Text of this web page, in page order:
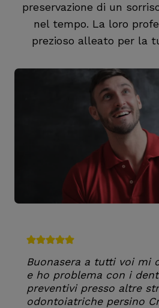
preservazione di un
nel tempo. La loro
prezioso alleato per la
Buonasera a tutti voi mi
e ho problema con i
preventivi presso altre
odontoiatriche persino